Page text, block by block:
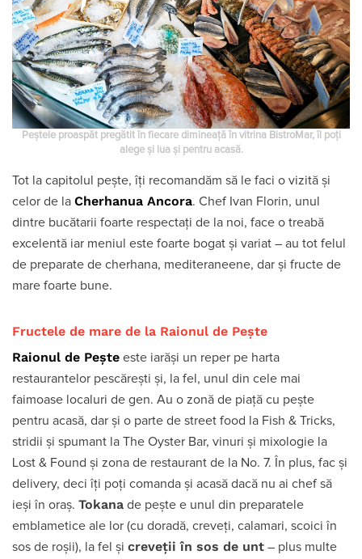
Peștele proaspăt pregătit în fiecare dimineață în vitrina BistroMar, îl poți
alege și lua și pentru acasă.
Tot la capitolul pește, îți recomandăm să le faci o vizită și
celor de la Cherhanua Ancora. Chef Ivan Florin, unul
dintre bucătarii foarte respectați de la noi, face o treabă
excelentă iar meniul este foarte bogat și variat – au tot felul
de preparate de cherhana, mediteraneene, dar și fructe de
mare foarte bune.
Fructele de mare de la Raionul de Pește
Raionul de Pește este iarăși un reper pe harta
restaurantelor pescărești și, la fel, unul din cele mai
faimoase localuri de gen. Au o zonă de piață cu pește
pentru acasă, dar și o parte de street food la Fish & Tricks,
stridii și spumant la The Oyster Bar, vinuri și mixologie la
Lost & Found și zona de restaurant de la No. 7. În plus, fac și
delivery, deci îți poți comanda și acasă dacă nu ai chef să
ieși în oraș. Tokana de pește e unul din preparatele
emblametice ale lor (cu doradă, creveți, calamari, scoici în
sos de roșii), la fel și creveții în sos de unt – plus multe